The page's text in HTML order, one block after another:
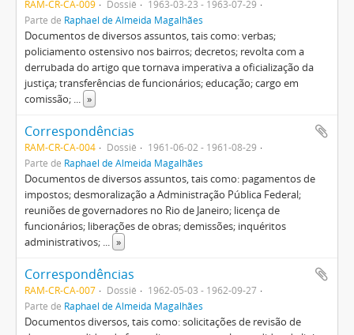
RAM-CR-CA-009 Dossiê
1963-03-23 - 1963-07-29
Parte de Raphael de Almeida Magalhães
Documentos de diversos assuntos, tais como: verbas;
policiamento ostensivo nos bairros; decretos; revolta com a
derrubada do artigo que tornava imperativa a oficialização da
justiça; transferências de funcionários; educação; cargo em
comissão; ... »
Correspondências
RAM-CR-CA-004 Dossiê
1961-06-02 - 1961-08-29
Parte de Raphael de Almeida Magalhães
Documentos de diversos assuntos, tais como: pagamentos de
impostos; desmoralização a Administração Pública Federal;
reuniões de governadores no Rio de Janeiro; licença de
funcionários; liberações de obras; demissões; inquéritos
administrativos; ... »
Correspondências
RAM-CR-CA-007 Dossiê
1962-05-03 - 1962-09-27
Parte de Raphael de Almeida Magalhães
Documentos diversos, tais como: solicitações de revisão de